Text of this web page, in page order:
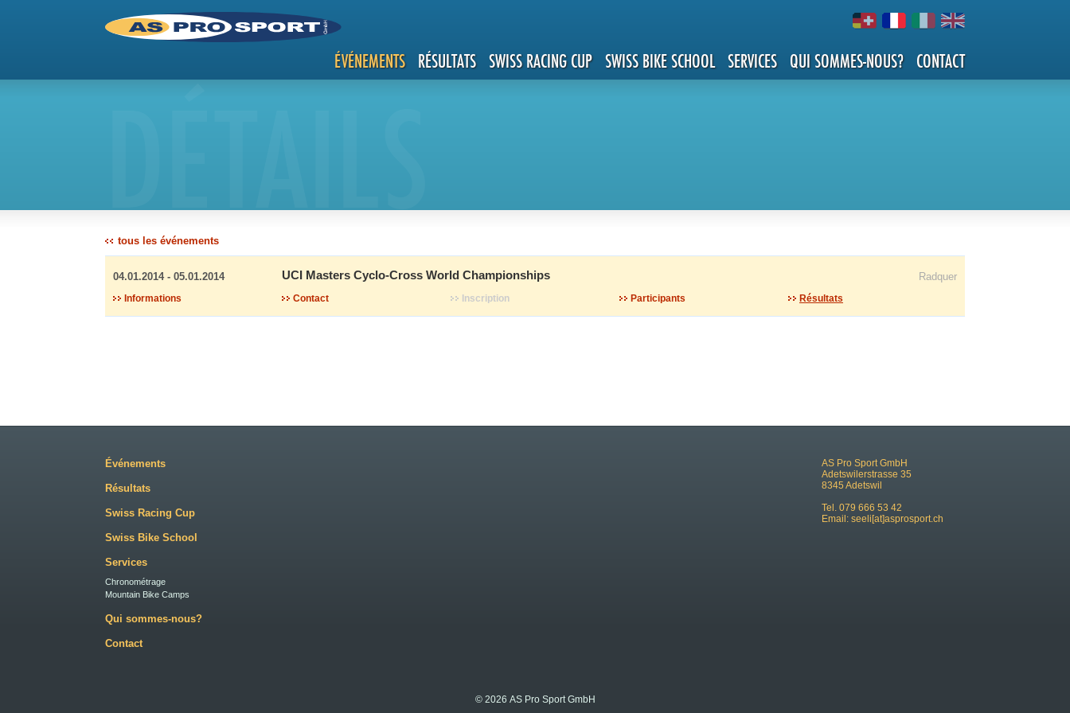
ÉVÉNEMENTS RÉSULTATS SWISS RACING CUP SWISS BIKE SCHOOL SERVICES QUI SOMMES-NOUS? CONTACT
tous les événements
04.01.2014 - 05.01.2014 Radquer
UCI Masters Cyclo-Cross World Championships
Informations Contact Inscription Participants Résultats
AS Pro Sport GmbH
Adetswilerstrasse 35
8345 Adetswil
Tel. 079 666 53 42
Email: seeli[at]asprosport.ch
Événements
Résultats
Swiss Racing Cup
Swiss Bike School
Services
Chronométrage
Mountain Bike Camps
Qui sommes-nous?
Contact
© 2026 AS Pro Sport GmbH